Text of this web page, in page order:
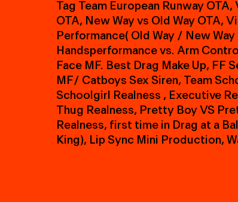
T ag T eam European Runway OTA,
OTA, New Way vs Old Way OTA, Vi
Performance( Old Way / New Way
Handsperformance vs. Arm Contro
Face MF. Best Drag Make Up, F F S
MF/ Catboys Sex Siren, T eam Sch
Schoolgirl Realness , Executive Re
T hug Realness, Pretty Boy VS Pre
Realness, first time in Drag at a Bal
King), Lip Sync Mini Production, W